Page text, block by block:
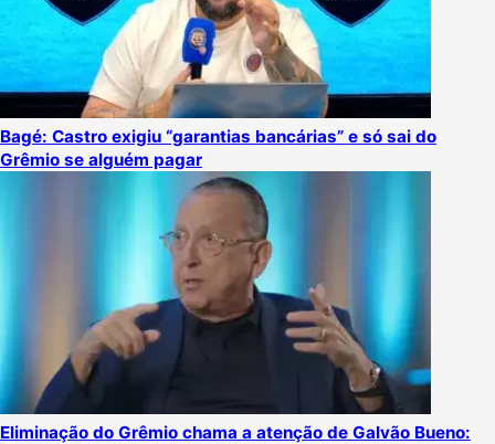
Bagé: Castro exigiu “garantias bancárias” e só sai do
Grêmio se alguém pagar
Eliminação do Grêmio chama a atenção de Galvão Bueno: